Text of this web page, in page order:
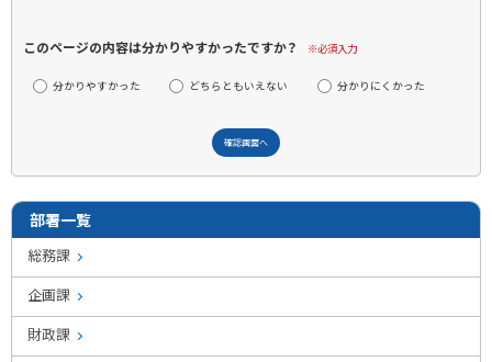
このページの内容は分かりやすかったですか？ ※必須入力
分かりやすかった どちらともいえない 分かりにくかった
部署一覧
総務課
企画課
財政課